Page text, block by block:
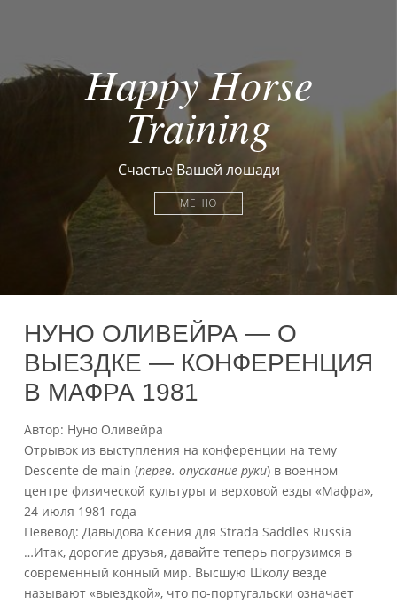
Happy Horse
Training
Счастье Вашей лошади
МЕНЮ
НУНО ОЛИВЕЙРА — О
ВЫЕЗДКЕ — КОНФЕРЕНЦИЯ
В МАФРА 1981
Автор: Нуно Оливейра
Отрывок из выступления на конференции на тему
Descente de main (перев. опускание руки) в военном
центре физической культуры и верховой езды «Мафра»,
24 июля 1981 года
Певевод: Давыдова Ксения для Strada Saddles Russia
…Итак, дорогие друзья, давайте теперь погрузимся в
современный конный мир. Высшую Школу везде
называют «выездкой», что по-португальски означает